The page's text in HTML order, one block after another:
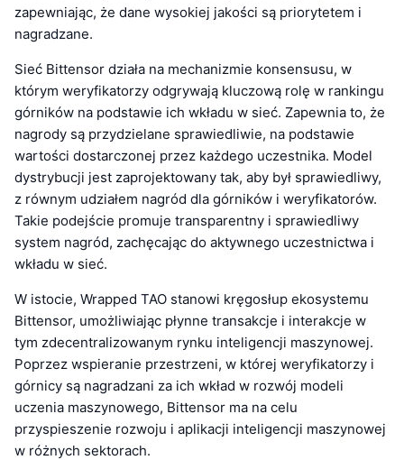
zapewniając, że dane wysokiej jakości są priorytetem i
nagradzane.
Sieć Bittensor działa na mechanizmie konsensusu, w
którym weryfikatorzy odgrywają kluczową rolę w rankingu
górników na podstawie ich wkładu w sieć. Zapewnia to, że
nagrody są przydzielane sprawiedliwie, na podstawie
wartości dostarczonej przez każdego uczestnika. Model
dystrybucji jest zaprojektowany tak, aby był sprawiedliwy,
z równym udziałem nagród dla górników i weryfikatorów.
Takie podejście promuje transparentny i sprawiedliwy
system nagród, zachęcając do aktywnego uczestnictwa i
wkładu w sieć.
W istocie, Wrapped TAO stanowi kręgosłup ekosystemu
Bittensor, umożliwiając płynne transakcje i interakcje w
tym zdecentralizowanym rynku inteligencji maszynowej.
Poprzez wspieranie przestrzeni, w której weryfikatorzy i
górnicy są nagradzani za ich wkład w rozwój modeli
uczenia maszynowego, Bittensor ma na celu
przyspieszenie rozwoju i aplikacji inteligencji maszynowej
w różnych sektorach.